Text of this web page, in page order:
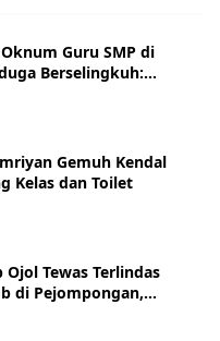
Guru SMP di
Berselingkuh:
hingga Sanksi
Gemuh Kendal
Kelas dan Toilet
Tewas Terlindas
di Pejompongan,
Orderan